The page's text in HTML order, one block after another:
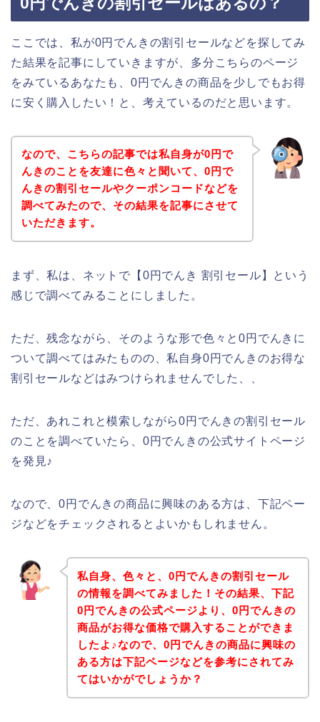
ここでは、私が0円でんきの割引セールなどを探してみ
た結果を記事にしていきますが、多分こちらのページ
をみているあなたも、0円でんきの商品を少しでもお得
に安く購入したい！と、考えているのだと思います。
なので、こちらの記事では私自身が0円で
んきのことを友達に色々と聞いて、0円で
んきの割引セールやクーポンコードなどを
調べてみたので、その結果を記事にさせて
いただきます。
まず、私は、ネットで【0円でんき 割引セール】という
感じで調べてみることにしました。
ただ、残念ながら、そのような形で色々と0円でんきに
ついて調べてはみたものの、私自身0円でんきのお得な
割引セールなどはみつけられませんでした、、
ただ、あれこれと模索しながら0円でんきの割引セール
のことを調べていたら、0円でんきの公式サイトページ
を発見♪
なので、0円でんきの商品に興味のある方は、下記ペー
ジなどをチェックされるとよいかもしれません。
私自身、色々と、0円でんきの割引セール
の情報を調べてみました！その結果、下記
0円でんきの公式ページより、0円でんきの
商品がお得な価格で購入することができま
したよ♪なので、0円でんきの商品に興味の
ある方は下記ページなどを参考にされてみ
てはいかがでしょうか？